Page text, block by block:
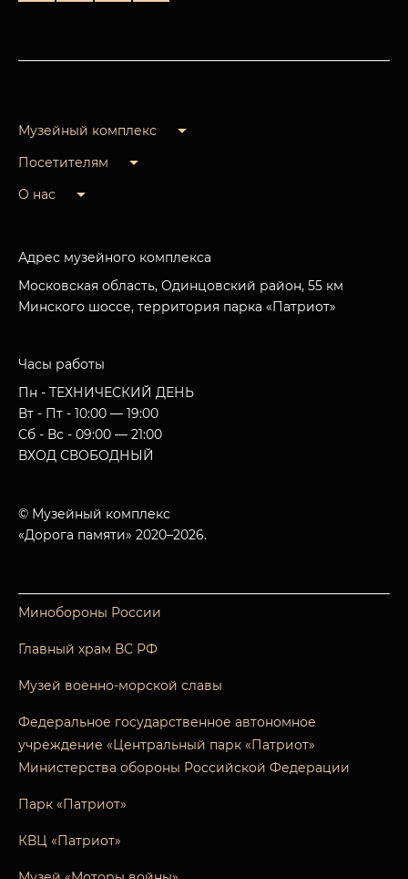
Музейный комплекс
Посетителям
О нас
Адрес музейного комплекса
Московская область, Одинцовский район, 55 км
Минского шоссе, территория парка «Патриот»
Часы работы
Пн - ТЕХНИЧЕСКИЙ ДЕНЬ
Вт - Пт - 10:00 — 19:00
Сб - Вс - 09:00 — 21:00
ВХОД СВОБОДНЫЙ
© Музейный комплекс
«Дорога памяти» 2020–2026.
Минобороны России
Главный храм ВС РФ
Музей военно-морской славы
Федеральное государственное автономное
учреждение «Центральный парк «Патриот»
Министерства обороны Российской Федерации
Парк «Патриот»
КВЦ «Патриот»